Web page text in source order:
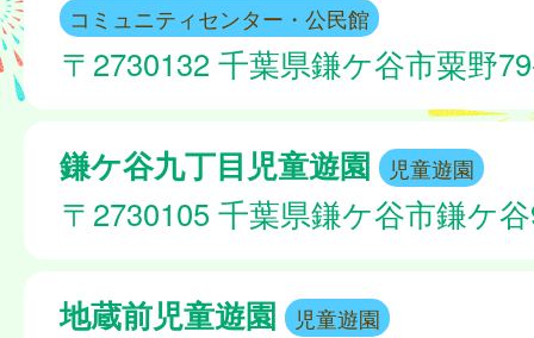
コミュニティセンター・公民館
〒2730132 千葉県鎌ケ谷市粟野
鎌ケ谷九丁目児童遊園 児童遊園
〒2730105 千葉県鎌ケ谷市鎌ケ
地蔵前児童遊園 児童遊園